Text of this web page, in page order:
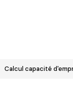
Calcul capacité